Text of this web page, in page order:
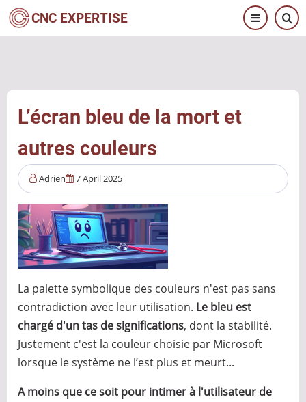
Aller
au
CNC EXPERTISE
L’écran bleu de la mort et
autres couleurs
Adrien 7 April 2025
La palette symbolique des couleurs n'est pas sans
contradiction avec leur utilisation. Le bleu est
chargé d'un tas de significations, dont la stabilité.
Justement c'est la couleur choisie par Microsoft
lorsque le système ne l’est plus et meurt...
A moins que ce soit pour intimer à l'utilisateur de